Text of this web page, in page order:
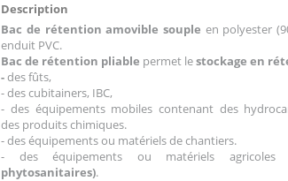
Description
Bac de rétention amovible souple en polyester
enduit PVC.
Bac de rétention pliable permet lestockage en
-des fûts,
- des cubitainers, IBC,
- des équipements mobiles contenant des
des produits chimiques.
- des équipements ou matériels de chantiers.
- des équipements ou matériels agricoles
phytosanitaires).